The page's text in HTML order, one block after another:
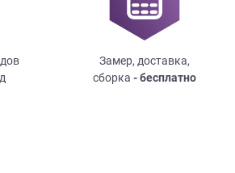
Замер, доставка,
сборка - бесплатно